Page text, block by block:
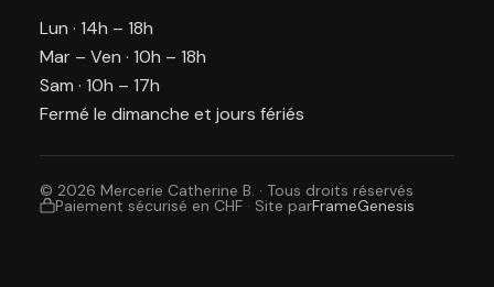
Lun · 14h – 18h
Mar – Ven · 10h – 18h
Sam · 10h – 17h
Fermé le dimanche et jours fériés
© 2026 Mercerie Catherine B. · Tous droits réservés
Paiement sécurisé en CHF · Site parFrameGenesis